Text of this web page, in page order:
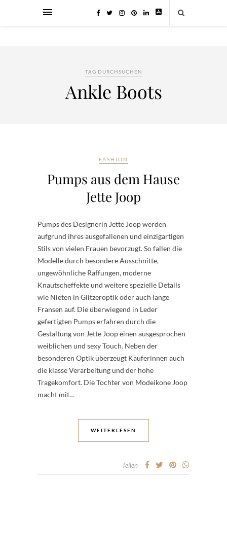
TAG DURCHSUCHEN
Ankle Boots
FASHION
Pumps aus dem Hause
Jette Joop
Pumps des Designerin Jette Joop werden
aufgrund ihres ausgefallenen und einzigartigen
Stils von vielen Frauen bevorzugt. So fallen die
Modelle durch besondere Ausschnitte,
ungewöhnliche Raffungen, moderne
Knautscheffekte und weitere spezielle Details
wie Nieten in Glitzeroptik oder auch lange
Fransen auf. Die überwiegend in Leder
gefertigten Pumps erfahren durch die
Gestaltung von Jette Joop einen ausgesprochen
weiblichen und sexy Touch. Neben der
besonderen Optik überzeugt Käuferinnen auch
die klasse Verarbeitung und der hohe
Tragekomfort. Die Tochter von Modeikone Joop
macht mit…
WEITERLESEN
Teilen